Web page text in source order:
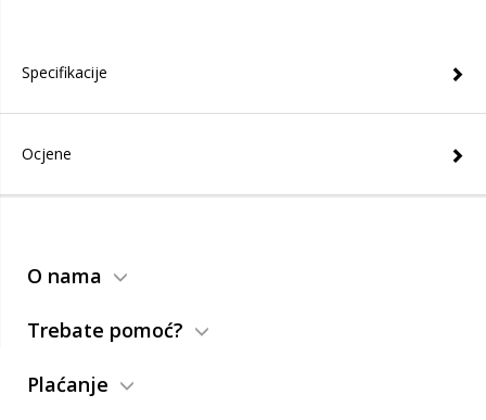
Specifikacije
Ocjene
O nama
Trebate pomoć?
Plaćanje